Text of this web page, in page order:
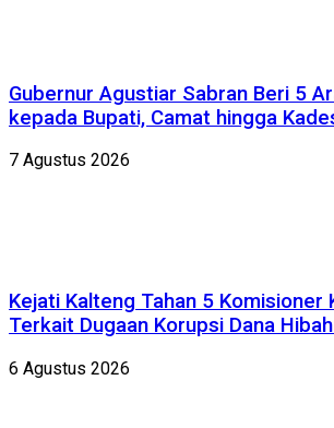
Gubernur Agustiar Sabran Beri 5
kepada Bupati, Camat hingga
7 Agustus 2026
Kejati Kalteng Tahan 5 Komisioner
Terkait Dugaan Korupsi Dana
6 Agustus 2026